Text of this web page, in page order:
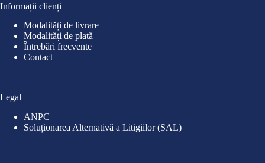
Informații clienți
Modalități de livrare
Modalități de plată
Întrebări frecvente
Contact
Legal
ANPC
Soluționarea Alternativă a Litigiilor (SAL)